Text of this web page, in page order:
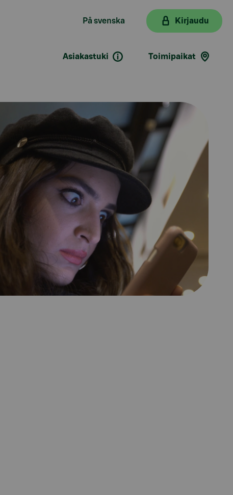
På svenska Kirjaudu
Asiakastuki Toimipaikat